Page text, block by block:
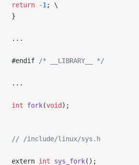
return -1; \
}
...
#endif /* __LIBRARY__ */
...
int fork(void );
// /include/linux/sys.h
extern int sys_fork();